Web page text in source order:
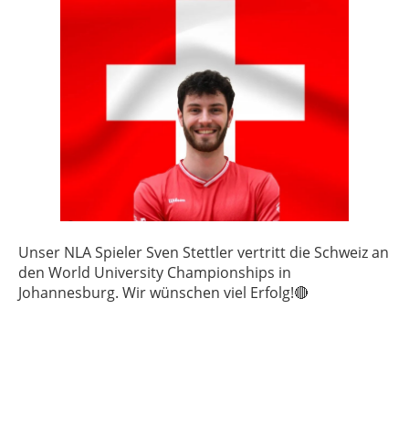
Unser NLA Spieler Sven Stettler vertritt die Schweiz an
den World University Championships in
Johannesburg. Wir wünschen viel Erfolg!🔴